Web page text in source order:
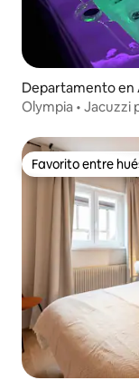
Departamento en
Olympia • Jacuzzi
Favorito entre
Favorito entre